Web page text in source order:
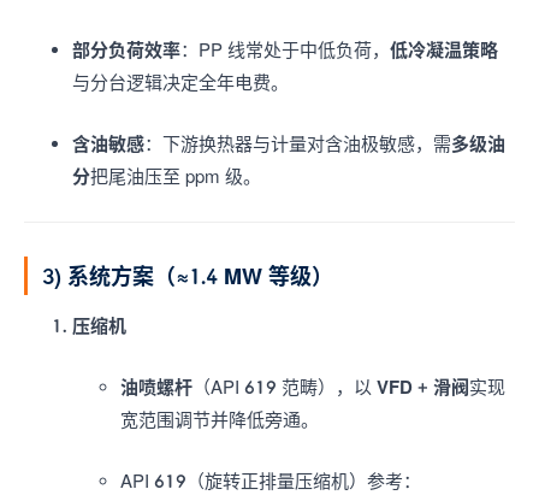
部分负荷效率：PP 线常处于中低负荷， 低冷凝温策略
与分台逻辑决定全年电费。
含油敏感：下游换热器与计量对含油极敏感，需多级油
分把尾油压至 ppm 级。
3) 系统方案（≈1.4 MW 等级）
压缩机
油喷螺杆 （API 619 范畴），以 VFD + 滑阀实现
宽范围调节并降低旁通。
API 619（旋转正排量压缩机）参考：